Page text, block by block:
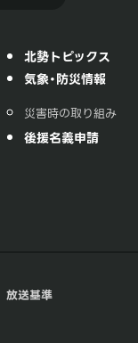
北勢トピックス
気象・防災情報
災害時の取り組み
後援名義申請
放送基準